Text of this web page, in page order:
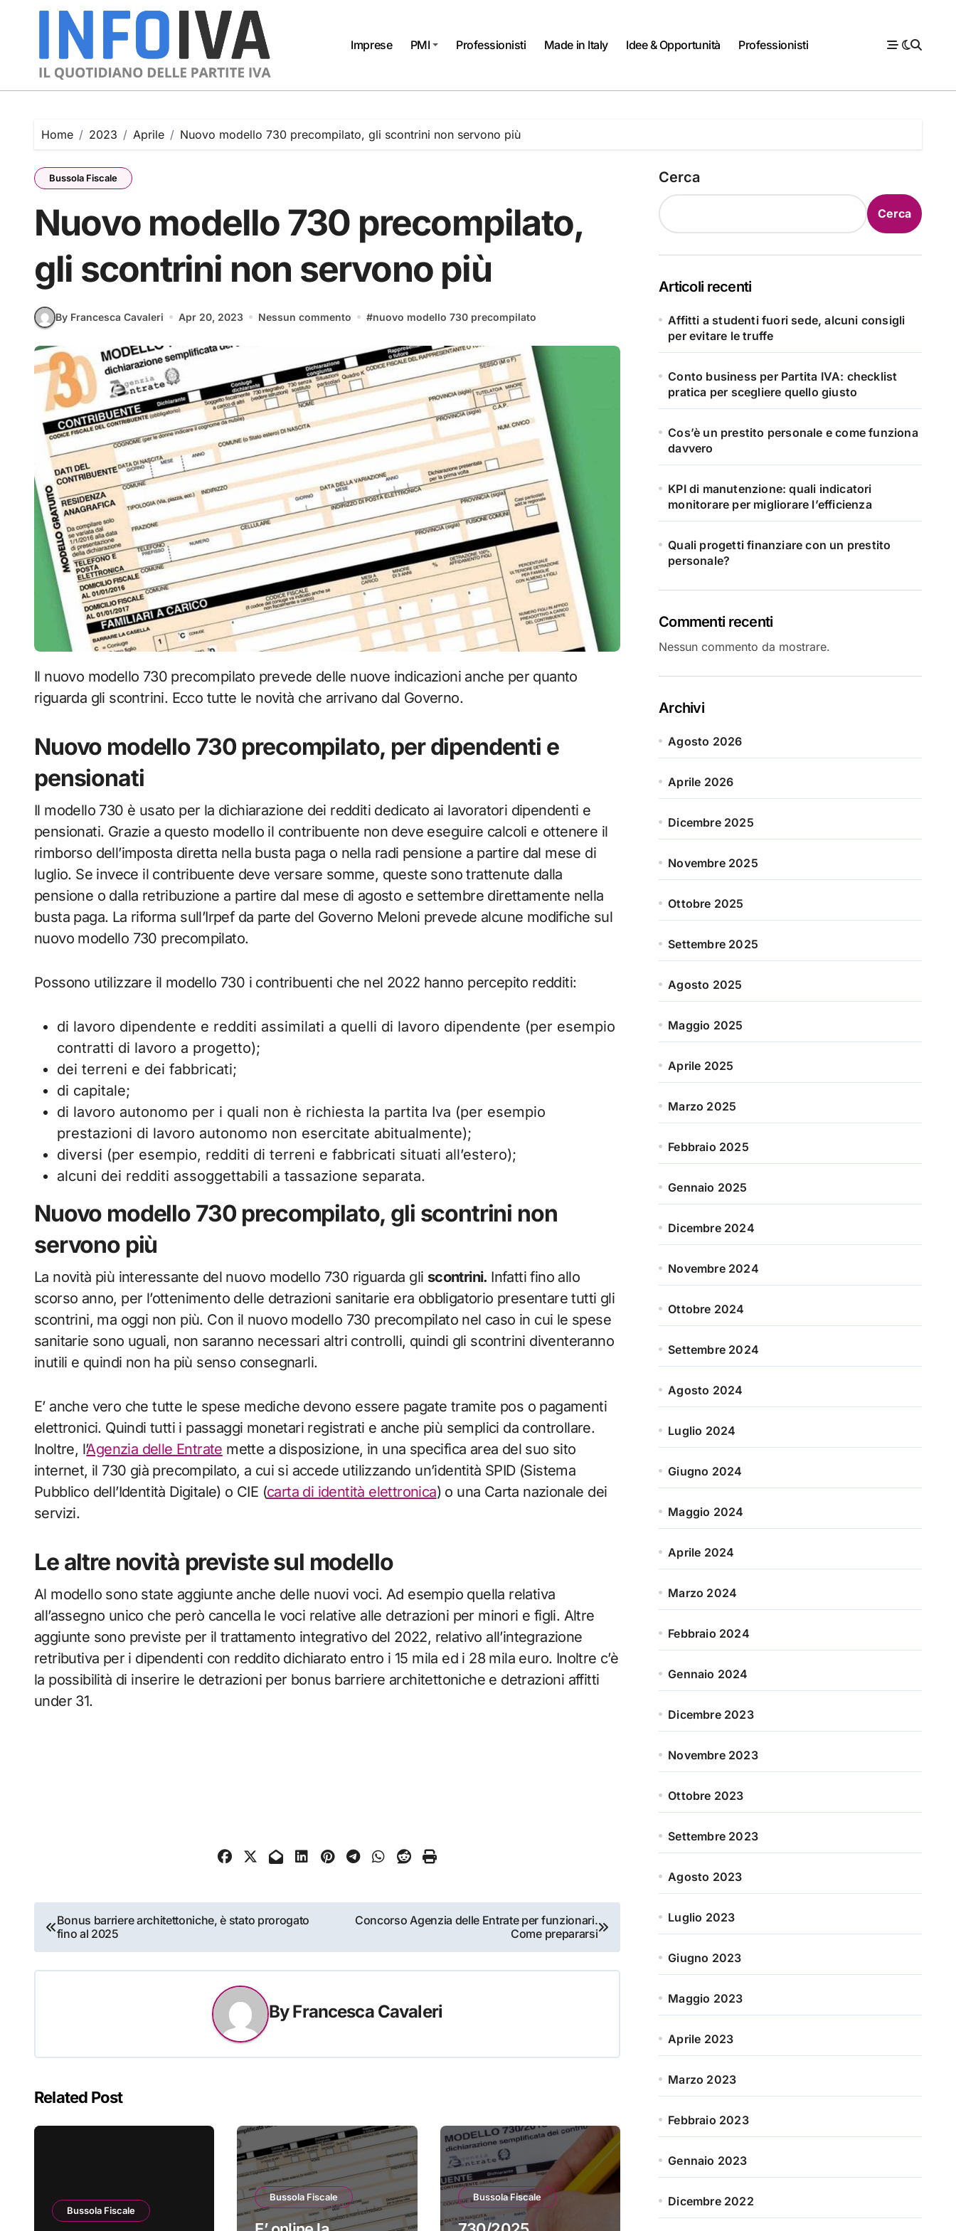
Imprese PMI Professionisti Made in Italy Idee & Opportunità Professionisti
Home 2023 Aprile Nuovo modello 730 precompilato, gli scontrini non servono più
Bussola Fiscale
Nuovo modello 730 precompilato,
gli scontrini non servono più
By Francesca Cavaleri Apr 20, 2023 Nessun commento #nuovo modello 730 precompilato
Il nuovo modello 730 precompilato prevede delle nuove indicazioni anche per quanto
riguarda gli scontrini. Ecco tutte le novità che arrivano dal Governo.
Nuovo modello 730 precompilato, per dipendenti e
pensionati
Il modello 730 è usato per la dichiarazione dei redditi dedicato ai lavoratori dipendenti e
pensionati. Grazie a questo modello il contribuente non deve eseguire calcoli e ottenere il
rimborso dell’imposta diretta nella busta paga o nella radi pensione a partire dal mese di
luglio. Se invece il contribuente deve versare somme, queste sono trattenute dalla
pensione o dalla retribuzione a partire dal mese di agosto e settembre direttamente nella
busta paga. La riforma sull’Irpef da parte del Governo Meloni prevede alcune modifiche sul
nuovo modello 730 precompilato.
Possono utilizzare il modello 730 i contribuenti che nel 2022 hanno percepito redditi:
di lavoro dipendente e redditi assimilati a quelli di lavoro dipendente (per esempio
contratti di lavoro a progetto);
dei terreni e dei fabbricati;
di capitale;
di lavoro autonomo per i quali non è richiesta la partita Iva (per esempio
prestazioni di lavoro autonomo non esercitate abitualmente);
diversi (per esempio, redditi di terreni e fabbricati situati all’estero);
alcuni dei redditi assoggettabili a tassazione separata.
Nuovo modello 730 precompilato, gli scontrini non
servono più
La novità più interessante del nuovo modello 730 riguarda gli scontrini. Infatti fino allo
scorso anno, per l’ottenimento delle detrazioni sanitarie era obbligatorio presentare tutti gli
scontrini, ma oggi non più. Con il nuovo modello 730 precompilato nel caso in cui le spese
sanitarie sono uguali, non saranno necessari altri controlli, quindi gli scontrini diventeranno
inutili e quindi non ha più senso consegnarli.
E’ anche vero che tutte le spese mediche devono essere pagate tramite pos o pagamenti
elettronici. Quindi tutti i passaggi monetari registrati e anche più semplici da controllare.
Inoltre, l’Agenzia delle Entrate mette a disposizione, in una specifica area del suo sito
internet, il 730 già precompilato, a cui si accede utilizzando un’identità SPID (Sistema
Pubblico dell’Identità Digitale) o CIE (carta di identità elettronica) o una Carta nazionale dei
servizi.
Le altre novità previste sul modello
Al modello sono state aggiunte anche delle nuovi voci. Ad esempio quella relativa
all’assegno unico che però cancella le voci relative alle detrazioni per minori e figli. Altre
aggiunte sono previste per il trattamento integrativo del 2022, relativo all’integrazione
retributiva per i dipendenti con reddito dichiarato entro i 15 mila ed i 28 mila euro. Inoltre c’è
la possibilità di inserire le detrazioni per bonus barriere architettoniche e detrazioni affitti
under 31.
Navigazione
articoli
Bonus barriere architettoniche, è stato prorogato
fino al 2025
Concorso Agenzia delle Entrate per funzionari.
Come prepararsi
ByFrancesca Cavaleri
Related Post
Bussola Fiscale
Bussola Fiscale Bussola Fiscale
Cerca
Cerca
Articoli recenti
Affitti a studenti fuori sede, alcuni consigli
per evitare le truffe
Conto business per Partita IVA: checklist
pratica per scegliere quello giusto
Cos’è un prestito personale e come funziona
davvero
KPI di manutenzione: quali indicatori
monitorare per migliorare l’efficienza
Quali progetti finanziare con un prestito
personale?
Commenti recenti
Nessun commento da mostrare.
Archivi
Agosto 2026
Aprile 2026
Dicembre 2025
Novembre 2025
Ottobre 2025
Settembre 2025
Agosto 2025
Maggio 2025
Aprile 2025
Marzo 2025
Febbraio 2025
Gennaio 2025
Dicembre 2024
Novembre 2024
Ottobre 2024
Settembre 2024
Agosto 2024
Luglio 2024
Giugno 2024
Maggio 2024
Aprile 2024
Marzo 2024
Febbraio 2024
Gennaio 2024
Dicembre 2023
Novembre 2023
Ottobre 2023
Settembre 2023
Agosto 2023
Luglio 2023
Giugno 2023
Maggio 2023
Aprile 2023
Marzo 2023
Febbraio 2023
Gennaio 2023
Dicembre 2022